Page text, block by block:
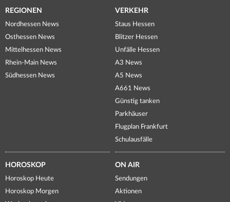
REGIONEN
Nordhessen News
Osthessen News
Mittelhessen News
Rhein-Main News
Südhessen News
VERKEHR
Staus Hessen
Blitzer Hessen
Unfälle Hessen
A3 News
A5 News
A661 News
Günstig tanken
Parkhäuser
Flugplan Frankfurt
Schulausfälle
HOROSKOP
Horoskop Heute
Horoskop Morgen
ON AIR
Sendungen
Aktionen